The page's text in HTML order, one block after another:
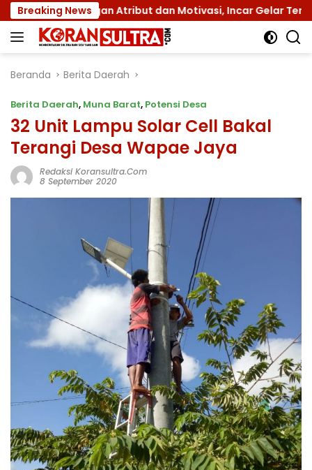
Langsung
ke
konten
Breaking News
dengan Atribut dan Motivasi, Incar Gelar Terbaik di Sultra
Beranda Berita Daerah
Berita Daerah, Muna Barat, Potensi Desa
32 Unit Lampu Solar Cell Bakal
Terangi Desa Wapae Jaya
Redaksi Koransultra.com
8 September 2020